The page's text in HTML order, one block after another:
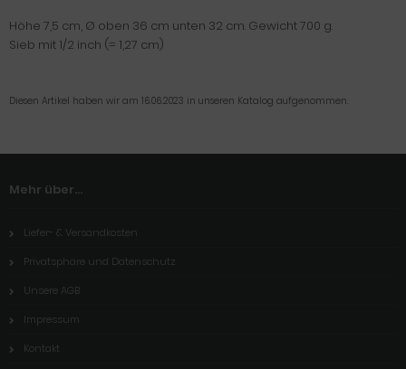
Höhe 7,5 cm, Ø oben 36 cm unten 32 cm. Gewicht 700 g.
Sieb mit 1/2 inch (= 1,27 cm)
Diesen Artikel haben wir am 16.06.2023 in unseren Katalog aufgenommen.
Mehr über...
Liefer- & Versandkosten
Privatsphäre und Datenschutz
Unsere AGB
Impressum
Kontakt